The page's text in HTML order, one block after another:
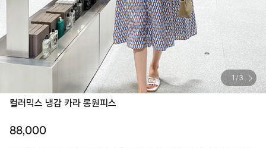
1 / 3
컬러믹스 냉감 카라 롱원피스
88,000